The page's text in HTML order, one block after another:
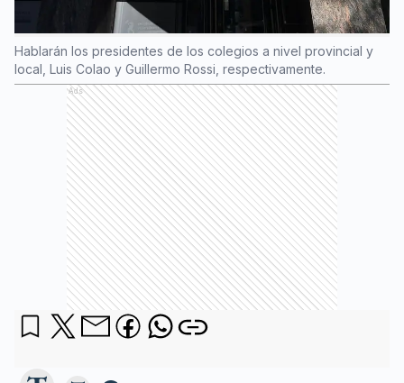
Hablarán los presidentes de los colegios a nivel provincial y
local, Luis Colao y Guillermo Rossi, respectivamente.
Ads